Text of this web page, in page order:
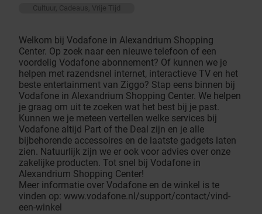
Cultuur, Cadeaus, Vrije Tijd
Welkom bij Vodafone in Alexandrium Shopping
Center. Op zoek naar een nieuwe telefoon of een
voordelig Vodafone abonnement? Of kunnen we je
helpen met razendsnel internet, interactieve TV en het
beste entertainment van Ziggo? Stap eens binnen bij
Vodafone in Alexandrium Shopping Center. We helpen
je graag om uit te zoeken wat het best bij je past.
Kunnen we je meteen vertellen welke services bij
Vodafone altijd Part of the Deal zijn en je alle
bijbehorende accessoires en de laatste gadgets laten
zien. Natuurlijk zijn we er ook voor advies over onze
zakelijke producten. Tot snel bij Vodafone in
Alexandrium Shopping Center!
Meer informatie over Vodafone en de winkel is te
vinden op: www.vodafone.nl/support/contact/vind-
een-winkel